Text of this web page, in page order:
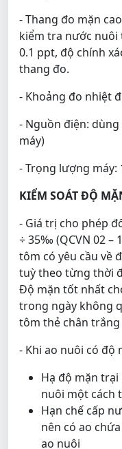
- Thang đo mặn
kiểm tra nước nuôi
0.1 ppt, độ chính
thang đo.
- Khoảng đo nhiệt
- Nguồn điện: dùng
máy)
- Trọng lượng máy:
KIỂM SOÁT ĐỘ
- Giá trị cho phép
÷ 35‰ (QCVN 02 –
tôm có yêu cầu về
tuỳ theo từng thời
Độ mặn tốt nhất
trong ngày không
tôm thẻ chân
- Khi ao nuôi có độ
Hạ độ mặn
nuôi một cách
Hạn chế cấp
nên có ao
ao nuôi